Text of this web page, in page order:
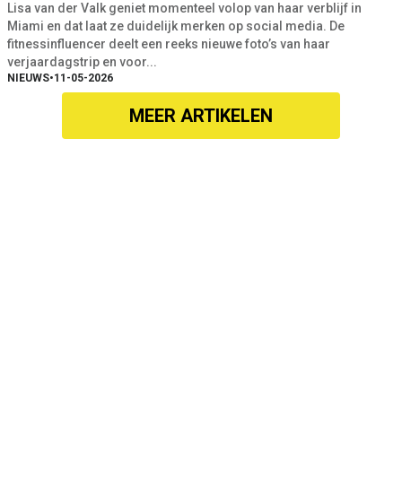
Lisa van der Valk geniet momenteel volop van haar verblijf in
Miami en dat laat ze duidelijk merken op social media. De
fitnessinfluencer deelt een reeks nieuwe foto’s van haar
verjaardagstrip en voor...
NIEUWS•11-05-2026
MEER ARTIKELEN